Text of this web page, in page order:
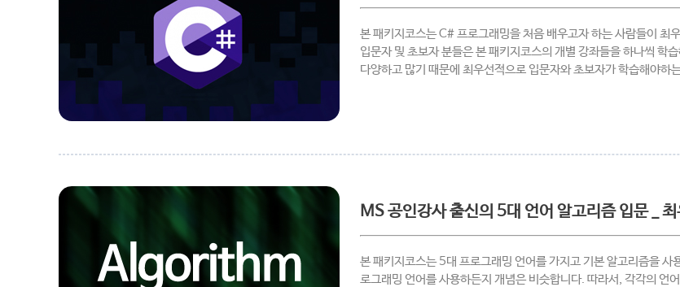
본 패키지코스는 C# 프로그래밍을 처음 배우고자 하는 사람들이
입문자 및 초보자 분들은 본 패키지코스의 개별 강좌들을 하나씩 학
다양하고 많기 때문에 최우선적으로 입문자와 초보자가 학습해야하
MS 공인강사 출신의 5대 언어 알고리즘 입문 _
본 패키지코스는 5대 프로그래밍 언어를 가지고 기본 알고리즘을
로그래밍 언어를 사용하든지 개념은 비슷합니다. 따라서, 각각의 언